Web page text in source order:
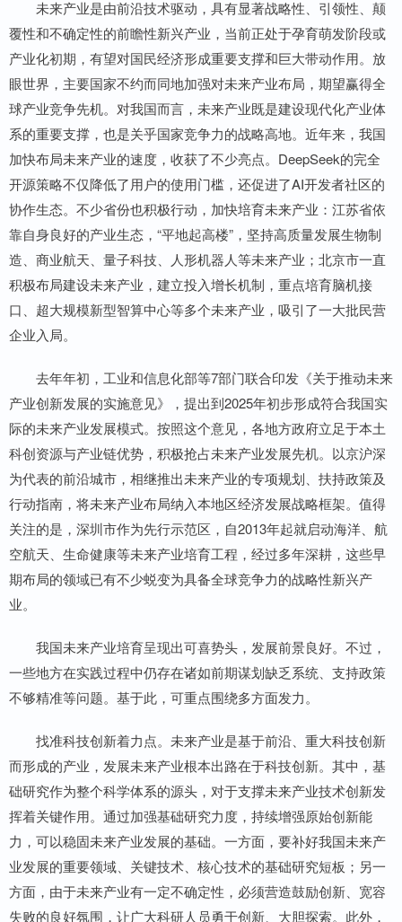
未来产业是由前沿技术驱动，具有显著战略性、引领性、颠
覆性和不确定性的前瞻性新兴产业，当前正处于孕育萌发阶段或
产业化初期，有望对国民经济形成重要支撑和巨大带动作用。放
眼世界，主要国家不约而同地加强对未来产业布局，期望赢得全
球产业竞争先机。对我国而言，未来产业既是建设现代化产业体
系的重要支撑，也是关乎国家竞争力的战略高地。近年来，我国
加快布局未来产业的速度，收获了不少亮点。DeepSeek的完全
开源策略不仅降低了用户的使用门槛，还促进了AI开发者社区的
协作生态。不少省份也积极行动，加快培育未来产业：江苏省依
靠自身良好的产业生态，“平地起高楼”，坚持高质量发展生物制
造、商业航天、量子科技、人形机器人等未来产业；北京市一直
积极布局建设未来产业，建立投入增长机制，重点培育脑机接
口、超大规模新型智算中心等多个未来产业，吸引了一大批民营
企业入局。
去年年初，工业和信息化部等7部门联合印发《关于推动未来
产业创新发展的实施意见》，提出到2025年初步形成符合我国实
际的未来产业发展模式。按照这个意见，各地方政府立足于本土
科创资源与产业链优势，积极抢占未来产业发展先机。以京沪深
为代表的前沿城市，相继推出未来产业的专项规划、扶持政策及
行动指南，将未来产业布局纳入本地区经济发展战略框架。值得
关注的是，深圳市作为先行示范区，自2013年起就启动海洋、航
空航天、生命健康等未来产业培育工程，经过多年深耕，这些早
期布局的领域已有不少蜕变为具备全球竞争力的战略性新兴产
业。
我国未来产业培育呈现出可喜势头，发展前景良好。不过，
一些地方在实践过程中仍存在诸如前期谋划缺乏系统、支持政策
不够精准等问题。基于此，可重点围绕多方面发力。
找准科技创新着力点。未来产业是基于前沿、重大科技创新
而形成的产业，发展未来产业根本出路在于科技创新。其中，基
础研究作为整个科学体系的源头，对于支撑未来产业技术创新发
挥着关键作用。通过加强基础研究力度，持续增强原始创新能
力，可以稳固未来产业发展的基础。一方面，要补好我国未来产
业发展的重要领域、关键技术、核心技术的基础研究短板；另一
方面，由于未来产业有一定不确定性，必须营造鼓励创新、宽容
失败的良好氛围，让广大科研人员勇于创新、大胆探索。此外，